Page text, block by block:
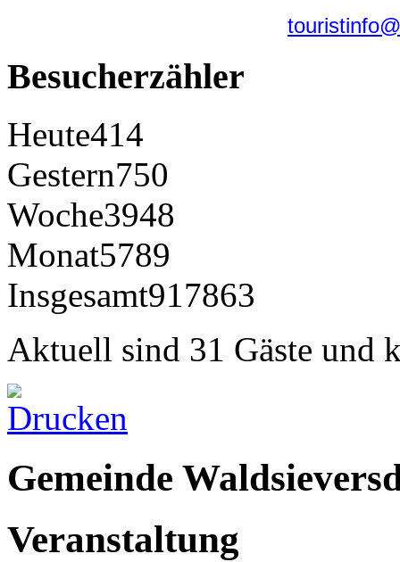
Besucherzähler
Heute414
Gestern750
Woche3948
Monat5789
Insgesamt917863
Aktuell sind 31 Gäste und
Gemeinde
Veranstaltung